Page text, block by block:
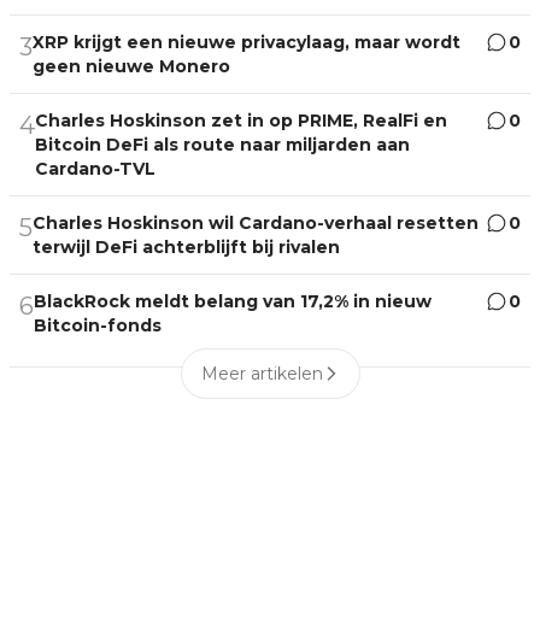
3XRP krijgt een nieuwe privacylaag, maar wordt
geen nieuwe Monero
0
4Charles Hoskinson zet in op PRIME, RealFi en
Bitcoin DeFi als route naar miljarden aan
Cardano-TVL
0
5Charles Hoskinson wil Cardano-verhaal resetten
terwijl DeFi achterblijft bij rivalen
0
6BlackRock meldt belang van 17,2% in nieuw
Bitcoin-fonds
0
Meer artikelen